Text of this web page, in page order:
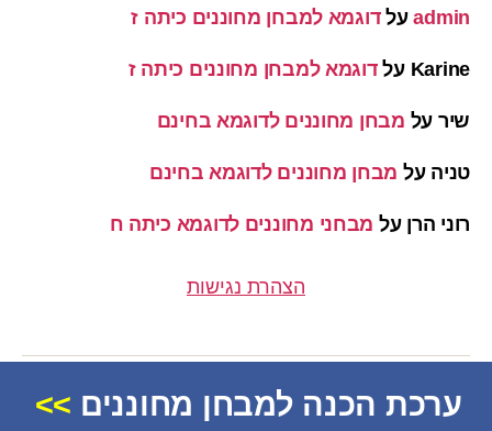
adminעלדוגמא למבחן מחוננים כיתה ז
Karine עלדוגמא למבחן מחוננים כיתה ז
שיר על מבחן מחוננים לדוגמא בחינם
טניה על מבחן מחוננים לדוגמא בחינם
רוני הרן על מבחני מחוננים לדוגמא כיתה ח
הצהרת נגישות
© 2026 מחוננים למעלהערכת הכנה למבחן מחוננים >>